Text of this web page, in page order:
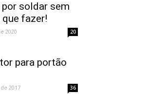
soldar sem
fazer!
2020 20
para portão
2017 36